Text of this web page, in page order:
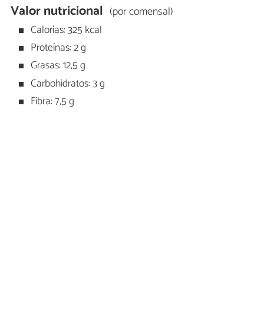
Valor nutricional (por comensal)
Calorías: 325 kcal
Proteínas: 2 g
Grasas: 12,5 g
Carbohidratos: 3 g
Fibra: 7,5 g